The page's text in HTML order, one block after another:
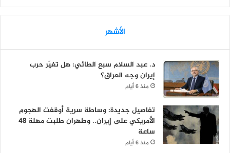
الأشهر
د. عبد السلام سبع الطائي: هل تغيّر حرب
إيران وجه العراق؟
منذ 6 أيام
تفاصيل جديدة: وساطة سرية أوقفت الهجوم
الأمريكي على إيران.. وطهران طلبت مهلة 48
ساعة
منذ 6 أيام